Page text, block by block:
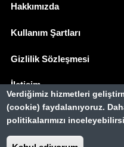
Hakkımızda
Kullanım Şartları
Gizlilik Sözleşmesi
İletişim
Basında Biz
Verdiğimiz hizmetleri
(cookie) faydalanıyoruz.
politikalarımızı